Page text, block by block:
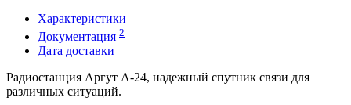
Характеристики
Документация 2
Дата доставки
Радиостанция Аргут А-24, надежный спутник связи для
различных ситуаций.